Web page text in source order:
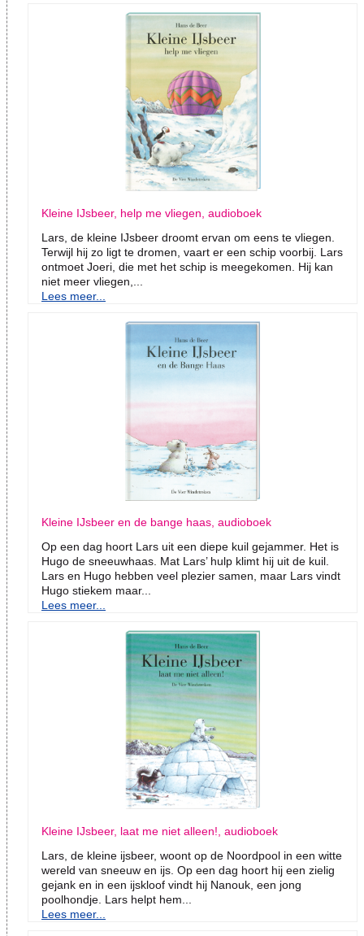
Kleine IJsbeer, help me vliegen, audioboek
Lars, de kleine IJsbeer droomt ervan om eens te vliegen.
Terwijl hij zo ligt te dromen, vaart er een schip voorbij. Lars
ontmoet Joeri, die met het schip is meegekomen. Hij kan
niet meer vliegen,...
Lees meer...
Kleine IJsbeer en de bange haas, audioboek
Op een dag hoort Lars uit een diepe kuil gejammer. Het is
Hugo de sneeuwhaas. Mat Lars’ hulp klimt hij uit de kuil.
Lars en Hugo hebben veel plezier samen, maar Lars vindt
Hugo stiekem maar...
Lees meer...
Kleine IJsbeer, laat me niet alleen!, audioboek
Lars, de kleine ijsbeer, woont op de Noordpool in een witte
wereld van sneeuw en ijs. Op een dag hoort hij een zielig
gejank en in een ijskloof vindt hij Nanouk, een jong
poolhondje. Lars helpt hem...
Lees meer...